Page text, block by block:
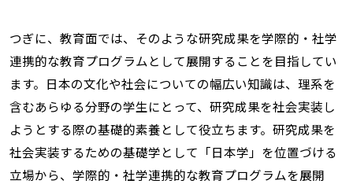
つぎに、教育面では、そのような研究成果を学際的・社学
連携的な教育プログラムとして展開することを目指してい
ます。日本の文化や社会についての幅広い知識は、理系を
含むあらゆる分野の学生にとって、研究成果を社会実装し
ようとする際の基礎的素養として役立ちます。研究成果を
社会実装するための基礎学として「日本学」を位置づける
立場から、学際的・社学連携的な教育プログラムを展開